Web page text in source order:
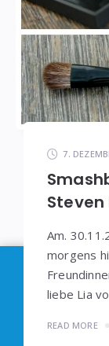
7.
Steven
Am.
morgens
liebe Lia
READ MORE
Im Sinne
durch
Klicken